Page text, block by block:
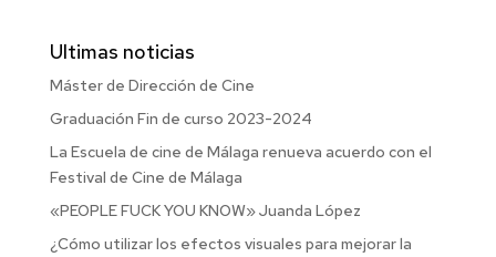
Ultimas noticias
Máster de Dirección de Cine
Graduación Fin de curso 2023-2024
La Escuela de cine de Málaga renueva acuerdo con el
Festival de Cine de Málaga
«PEOPLE FUCK YOU KNOW» Juanda López
¿Cómo utilizar los efectos visuales para mejorar la